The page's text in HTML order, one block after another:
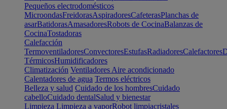
Pequeños electrodomésticos
MicroondasFreidorasAspiradoresCafeterasPlanchas de
asarBatidorasAmasadoresRobots de CocinaBalanzas de
CocinaTostadoras
Calefacción
TermoventiladoresConvectoresEstufasRadiadoresCalefactores
TérmicosHumidificadores
Climatización Ventiladores Aire acondicionado
Calentadores de agua Termos eléctricos
Belleza y salud Cuidado de los hombresCuidado
cabelloCuidado dentalSalud y bienestar
Limpieza Limpieza a vaporRobot limpiacristales